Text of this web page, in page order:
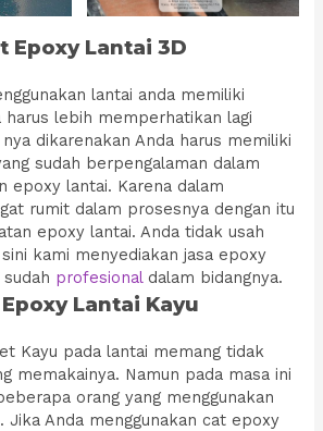
Epoxy Lantai 3D
lantai anda memiliki
harus lebih memperhatikan lagi
dikarenakan Anda harus memiliki
sudah berpengalaman dalam
epoxy lantai. Karena dalam
rumit dalam prosesnya dengan itu
epoxy lantai. Anda tidak usah
kami menyediakan jasa epoxy
profesionaldalam bidangnya.
Lantai Kayu
Kayu pada lantai memang tidak
memakainya. Namun pada masa ini
orang yang menggunakan
Jika Anda menggunakan cat epoxy